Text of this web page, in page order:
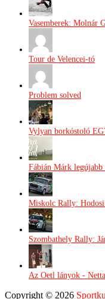
Vasemberek: Molnár
Tour de Velencei-tó
Problem solved
Vylyan borkóstoló
Fábián Márk
Miskolc Rally:
Szombathely Rally:
Az Oetl lányok -
Copyright © 2026